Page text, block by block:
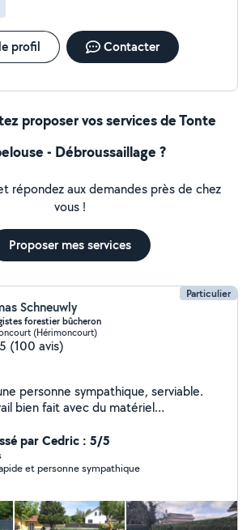
profil Contacter
proposer vos services de Tonte
- Débroussaillage ?
répondez aux demandes près de chez
vous !
Proposer mes services
Particulier
Schneuwly
forestier bûcheron
(Hérimoncourt)
(100 avis)
personne sympathique, serviable.
création paysagère, taille arbres
et de haies , tonte . J'effectue
d'arbres dangereux. la
est une priorité pour moi. d'autres
photos sur demande de mes différents chantiers.
par Cedric : 5/5
et personne sympathique